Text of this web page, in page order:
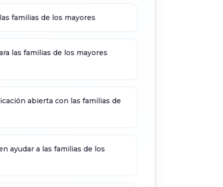
familias de los mayores
las familias de los mayores
abierta con las familias de
ayudar a las familias de los